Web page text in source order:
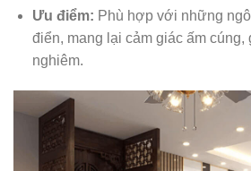
Ưu điểm: Phù hợp với những
điển, mang lại cảm giác ấm cúng,
nghiêm.